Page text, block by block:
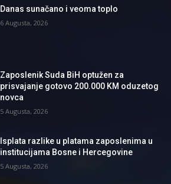
Danas sunačano i veoma toplo
6 Augusta, 2026
Zaposlenik Suda BiH optužen za
prisvajanje gotovo 200.000 KM oduzetog
novca
5 Augusta, 2026
Isplata razlike u platama zaposlenima u
institucijama Bosne i Hercegovine
5 Augusta, 2026